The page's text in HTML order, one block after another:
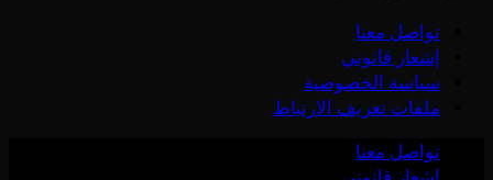
تواصل معنا
إشعار قانوني
سياسة الخصوصية
ملفات تعريف الارتباط
تواصل معنا